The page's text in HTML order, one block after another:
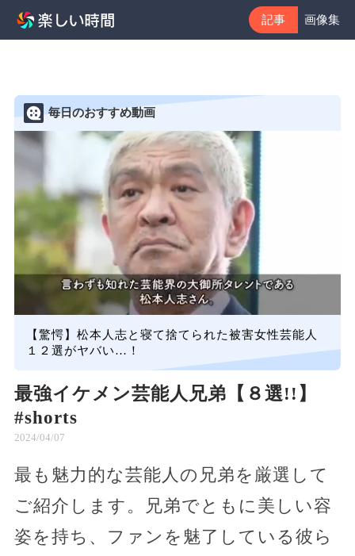
記事 画像集
毎日のおすすめ動画
【驚愕】松本人志と寝て捨てられた被害女性芸能人
１２選がヤバい…！
最強イケメン芸能人兄弟【８選!!】
#shorts
2024/04/07
最も魅力的な芸能人の兄弟を厳選して
ご紹介します。兄弟でともに美しい容
姿を持ち、ファンを魅了している彼ら